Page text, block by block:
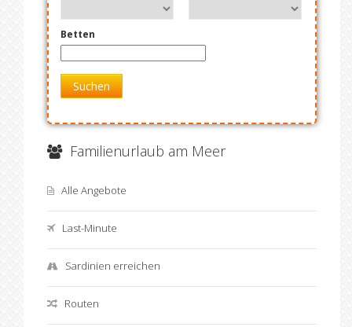
Betten
Suchen
Familienurlaub am Meer
Alle Angebote
Last-Minute
Sardinien erreichen
Routen